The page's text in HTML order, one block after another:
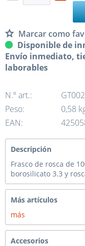
Marcar como
Disponible de
Envío inmediato,
laborables
N.º art.:
Peso:
0,58
EAN:
Descripción
Frasco de rosca de
borosilicato 3.3 y
Más artículos
más
Accesorios